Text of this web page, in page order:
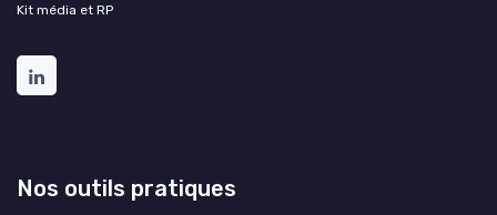
Kit média et RP
Nos outils pratiques